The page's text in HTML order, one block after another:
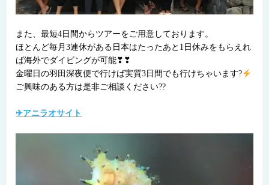
また、最短4日間からツアーをご用意しております。
ほとんど毎月3連休がある日本はたったあと1日休みをもらえれ
ば海外でダイビングが可能❣❣
金曜日の羽田深夜便で行けば実質3日間でも行けちゃいます?
ご興味のある方は是非ご相談ください??
✈アニラオサイト